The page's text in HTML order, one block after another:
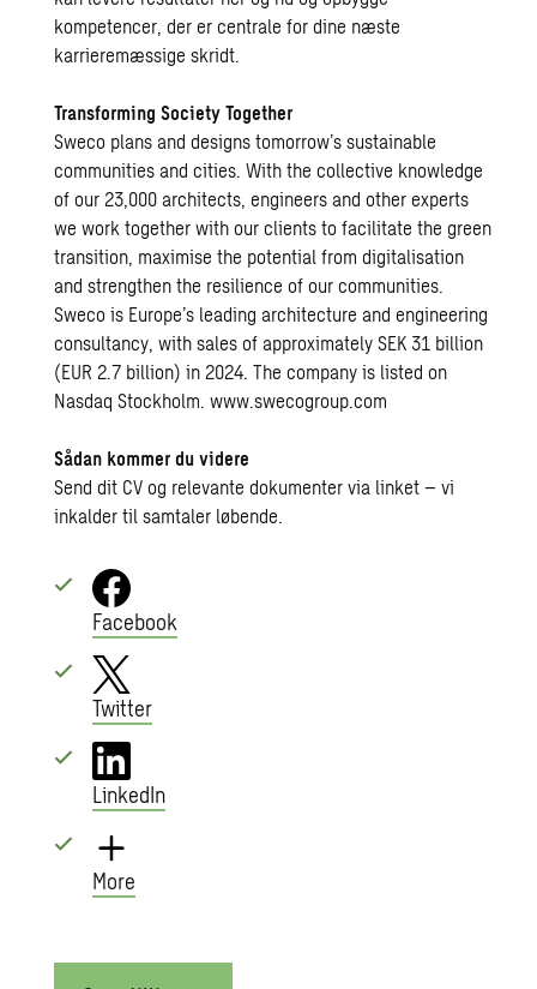
kompetencer, der er centrale for dine næste
karrieremæssige skridt.
Transforming Society Together
Sweco plans and designs tomorrow’s sustainable
communities and cities. With the collective knowledge
of our 23,000 architects, engineers and other experts
we work together with our clients to facilitate the green
transition, maximise the potential from digitalisation
and strengthen the resilience of our communities.
Sweco is Europe’s leading architecture and engineering
consultancy, with sales of approximately SEK 31 billion
(EUR 2.7 billion) in 2024. The company is listed on
Nasdaq Stockholm. www.swecogroup.com
Sådan kommer du videre
Send dit CV og relevante dokumenter via linket – vi
inkalder til samtaler løbende.
Facebook
Twitter
LinkedIn
More